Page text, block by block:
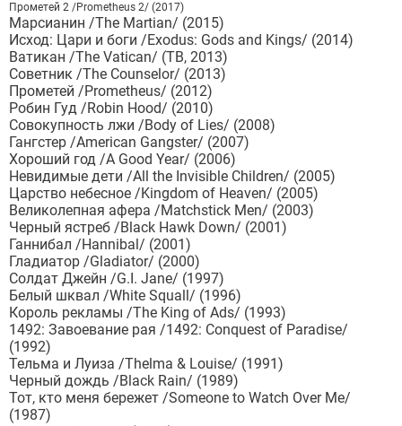
Прометей 2 /Prometheus 2/ (2017)
Марсианин /The Martian/ (2015)
Исход: Цари и боги /Exodus: Gods and Kings/ (2014)
Ватикан /The Vatican/ (ТВ, 2013)
Советник /The Counselor/ (2013)
Прометей /Prometheus/ (2012)
Робин Гуд /Robin Hood/ (2010)
Совокупность лжи /Body of Lies/ (2008)
Гангстер /American Gangster/ (2007)
Хороший год /A Good Year/ (2006)
Невидимые дети /All the Invisible Children/ (2005)
Царство небесное /Kingdom of Heaven/ (2005)
Великолепная афера /Matchstick Men/ (2003)
Черный ястреб /Black Hawk Down/ (2001)
Ганнибал /Hannibal/ (2001)
Гладиатор /Gladiator/ (2000)
Солдат Джейн /G.I. Jane/ (1997)
Белый шквал /White Squall/ (1996)
Король рекламы /The King of Ads/ (1993)
1492: Завоевание рая /1492: Conquest of Paradise/
(1992)
Тельма и Луиза /Thelma & Louise/ (1991)
Черный дождь /Black Rain/ (1989)
Тот, кто меня бережет /Someone to Watch Over Me/
(1987)